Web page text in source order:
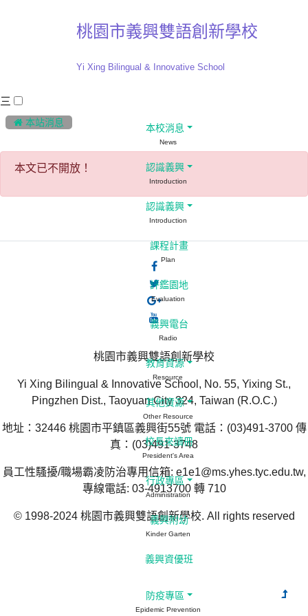
:::
 本站消息
本文已不開放！
桃園市義興雙語創新學校
Yi Xing Bilingual & Innovative School, No. 55, Yixing St.,
Pingzhen Dist., Taoyuan City 324, Taiwan (R.O.C.)
地址：32446 桃園市平鎮區義興街55號 電話：(03)491-3700 傳
真：(03)491-3748
員工性騷擾/職場霸凌防治專用信箱: e1e1@ms.yhes.tyc.edu.tw,
專線電話: 03-4913700 轉 710
© 1998-2024 桃園市義興雙語創新學校. All rights reserved
桃園市義興雙語創新學校
Yi Xing Bilingual & Innovative School
三
本校消息
News
認識義興
Introduction
認識義興
Introduction
課程計畫
Plan
評鑑園地
Evaluation
義興電台
Radio
教育資源
Resource
其他資源
Other Resource
校長來讀冊
President's Area
行政專區
Administration
義興附幼
Kinder Garten
義興資優班
防疫專區
Epidemic Prevention